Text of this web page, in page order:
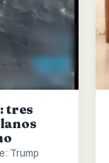
tres
Trump